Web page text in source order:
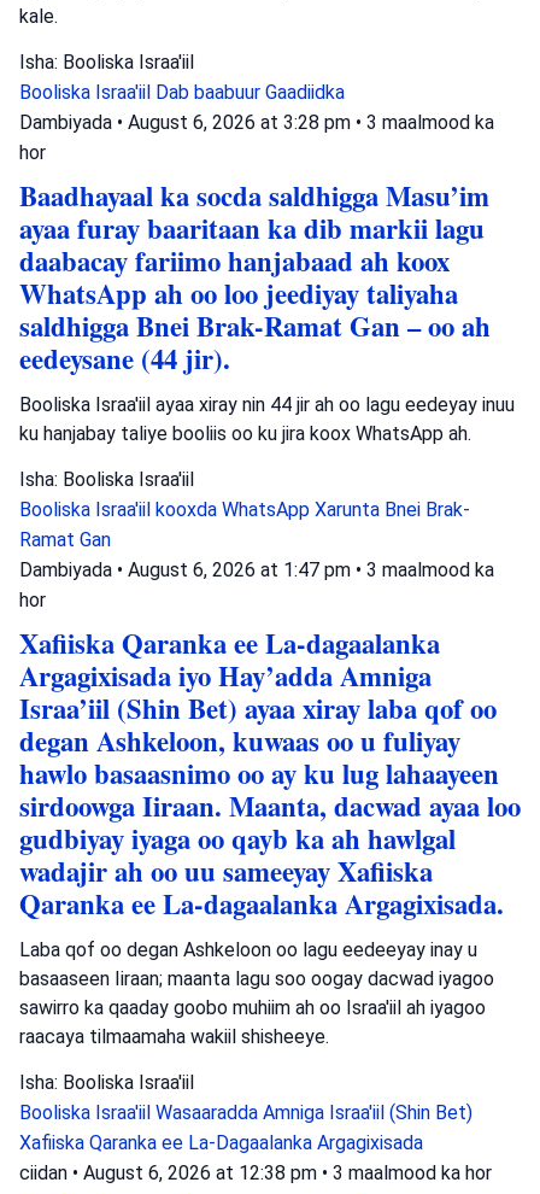
kale.
Isha: Booliska Israa'iil
Booliska Israa'iil Dab baabuur Gaadiidka
Dambiyada • August 6, 2026 at 3:28 pm • 3 maalmood ka
hor
Baadhayaal ka socda saldhigga Masu’im
ayaa furay baaritaan ka dib markii lagu
daabacay fariimo hanjabaad ah koox
WhatsApp ah oo loo jeediyay taliyaha
saldhigga Bnei Brak-Ramat Gan – oo ah
eedeysane (44 jir).
Booliska Israa'iil ayaa xiray nin 44 jir ah oo lagu eedeyay inuu
ku hanjabay taliye booliis oo ku jira koox WhatsApp ah.
Isha: Booliska Israa'iil
Booliska Israa'iil kooxda WhatsApp Xarunta Bnei Brak-
Ramat Gan
Dambiyada • August 6, 2026 at 1:47 pm • 3 maalmood ka
hor
Xafiiska Qaranka ee La-dagaalanka
Argagixisada iyo Hay’adda Amniga
Israa’iil (Shin Bet) ayaa xiray laba qof oo
degan Ashkeloon, kuwaas oo u fuliyay
hawlo basaasnimo oo ay ku lug lahaayeen
sirdoowga Iiraan. Maanta, dacwad ayaa loo
gudbiyay iyaga oo qayb ka ah hawlgal
wadajir ah oo uu sameeyay Xafiiska
Qaranka ee La-dagaalanka Argagixisada.
Laba qof oo degan Ashkeloon oo lagu eedeeyay inay u
basaaseen Iiraan; maanta lagu soo oogay dacwad iyagoo
sawirro ka qaaday goobo muhiim ah oo Israa'iil ah iyagoo
raacaya tilmaamaha wakiil shisheeye.
Isha: Booliska Israa'iil
Booliska Israa'iil Wasaaradda Amniga Israa'iil (Shin Bet)
Xafiiska Qaranka ee La-Dagaalanka Argagixisada
ciidan • August 6, 2026 at 12:38 pm • 3 maalmood ka hor